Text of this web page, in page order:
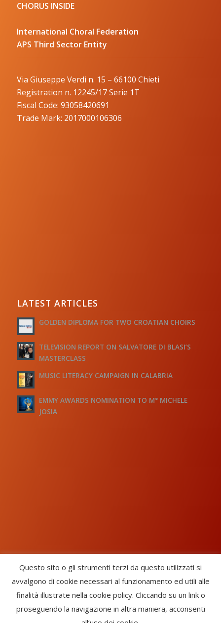
CHORUS INSIDE
International Choral Federation
APS Third Sector Entity
Via Giuseppe Verdi n. 15 – 66100 Chieti
Registration n. 12245/17 Serie 1T
Fiscal Code: 93058420691
Trade Mark: 2017000106306
LATEST ARTICLES
GOLDEN DIPLOMA FOR TWO CROATIAN CHOIRS
TELEVISION REPORT ON SALVATORE DI BLASI’S
MASTERCLASS
MUSIC LITERACY CAMPAIGN IN CALABRIA
EMMY AWARDS NOMINATION TO M° MICHELE
JOSIA
Chorus Inside - International Choral Federation - APS Ente Terzo
Settore · CF: 93058420691
Questo sito o gli strumenti terzi da questo utilizzati si
avvalgono di cookie necessari al funzionamento ed utili alle
finalità illustrate nella cookie policy. Cliccando su un link o
proseguendo la navigazione in altra maniera, acconsenti